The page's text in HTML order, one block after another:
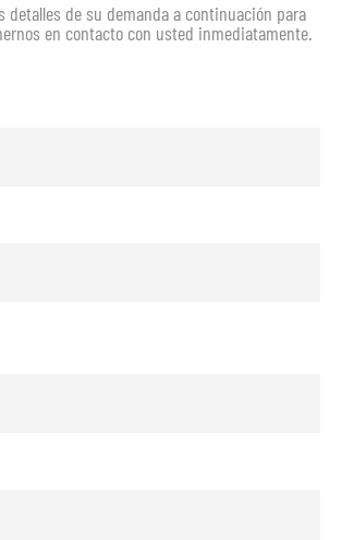
detalles de su demanda a continuación para
en contacto con usted inmediatamente.